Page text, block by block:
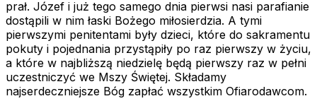
prał. Józef i już tego samego dnia pierwsi nasi parafianie
dostąpili w nim łaski Bożego miłosierdzia. A tymi
pierwszymi penitentami były dzieci, które do sakramentu
pokuty i pojednania przystąpiły po raz pierwszy w życiu,
a które w najbliższą niedzielę będą pierwszy raz w pełni
uczestniczyć we Mszy Świętej. Składamy
najserdeczniejsze Bóg zapłać wszystkim Ofiarodawcom.